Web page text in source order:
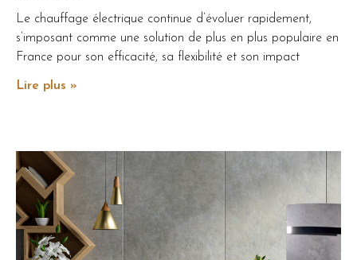
Le chauffage électrique continue d’évoluer rapidement,
s’imposant comme une solution de plus en plus populaire en
France pour son efficacité, sa flexibilité et son impact
Lire plus »